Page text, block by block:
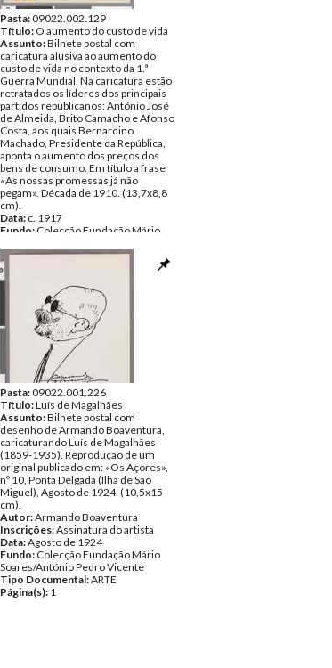
Pasta:09022.002.129
Título: O aumento do custo de vida
Assunto:Bilhete postal com
caricatura alusiva ao aumento do
custo de vida no contexto da 1.ª
Guerra Mundial. Na caricatura estão
retratados os líderes dos principais
partidos republicanos: António José
de Almeida, Brito Camacho e Afonso
Costa, aos quais Bernardino
Machado, Presidente da República,
aponta o aumento dos preços dos
bens de consumo. Em título a frase
«As nossas promessas já não
pegam». Década de 1910. (13,7x8,8
cm).
Data: c. 1917
Fundo: Colecção Fundação Mário
Tipo Documental:ARTE
Página(s):
Pasta:09022.001.226
Título:Luís de Magalhães
Assunto:Bilhete postal com
desenho de Armando Boaventura,
caricaturando Luís de Magalhães
(1859-1935). Reprodução de um
original publicado em: «Os Açores»,
nº 10, Ponta Delgada (Ilha de São
Miguel), Agosto de 1924. (10,5x15
cm).
Autor:Armando Boaventura
Inscrições:Assinatura do artista
Data:Agosto de 1924
Fundo: Colecção Fundação Mário
Soares/António Pedro Vicente
Tipo Documental:ARTE
Página(s): 1